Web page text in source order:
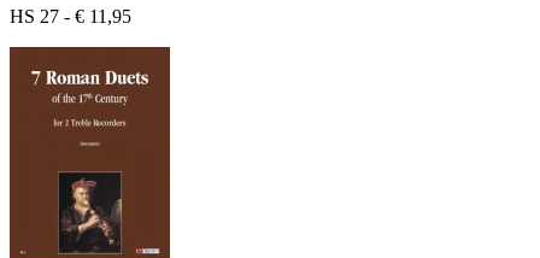
HS 27 - € 11,95